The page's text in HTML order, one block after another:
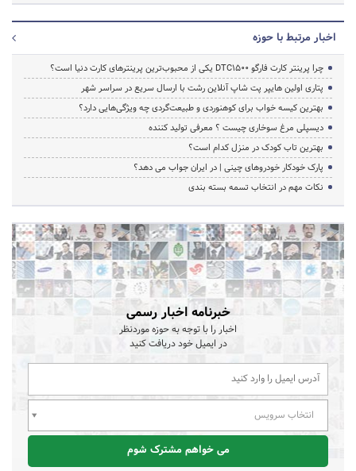
اخبار مرتبط با حوزه
چرا پرینتر کارت فارگو DTC1500 یکی از محبوب‌ترین پرینترهای کارت دنیا است؟
پتاری اولین هایپر پت شاپ آنلاین رشت با ارسال سریع در سراسر شهر
بهترین کیسه خواب برای کوهنوردی و طبیعت‌گردی چه ویژگی‌هایی دارد؟
دیسپلی مرغ سوخاری چیست ؟ معرفی تولید کننده
بهترین تاب کودک در منزل کدام است؟
پارک خودکار خودروهای چینی | در ایران جواب می دهد؟
نکات مهم در انتخاب تسمه بسته بندی
خبرنامه اخبار رسمی
اخبار را با توجه به حوزه موردنظر
در ایمیل خود دریافت کنید
انتخاب سرویس
می خواهم مشترک شوم